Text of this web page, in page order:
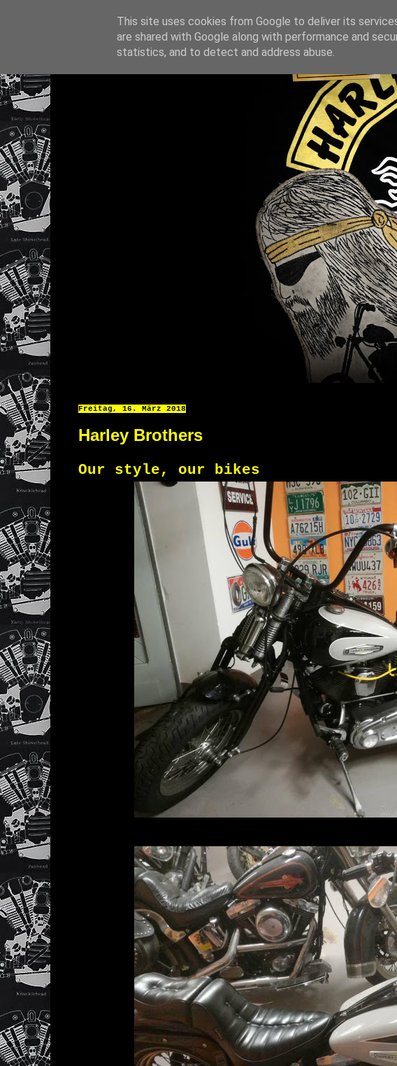
Freitag, 16. März 2018
Harley Brothers
Our style, our bikes
This site uses cookies from Google to deliver its
are shared with Google along with performance and
statistics, and to detect and address abuse.